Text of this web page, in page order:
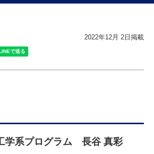
2022年12月 2日掲載
学系プログラム 長谷 真彩